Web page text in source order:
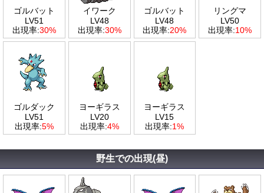
ゴルバット
LV51
出現率:30%
イワーク
LV48
出現率:30%
ゴルバット
LV48
出現率:20%
リングマ
LV50
出現率:10%
ゴルダック
LV51
出現率:5%
ヨーギラス
LV20
出現率:4%
ヨーギラス
LV15
出現率:1%
野生での出現(昼)